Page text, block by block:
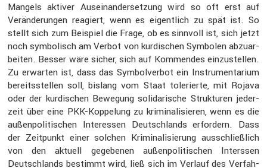
Mangels aktiver Ausein­an­der­set­zung wird so oft erst auf
Verän­de­rungen reagiert, wenn es eigent­lich zu spät ist. So
stellt sich zum Beispiel die Frage, ob es sinnvoll ist, sich jetzt
noch symbo­lisch am Verbot von kurdi­schen Symbolen abzuar­
beiten. Besser wäre sicher, sich auf Kommendes einzu­stellen.
Zu erwarten ist, dass das Symbol­verbot ein Instru­men­ta­rium
bereits­stellen soll, bislang vom Staat tolerierte, mit Rojava
oder der kurdi­schen Bewegung solida­ri­sche Struk­turen jeder­
zeit über eine PKK-Koppe­lung zu krimi­na­li­sieren, wenn es die
außen­po­li­ti­schen Inter­essen Deutsch­lands erfor­dern. Dass
der Zeitpunkt einer solchen Krimi­na­li­sie­rung ausschließ­lich
von den aktuell gegebenen außen­po­li­ti­schen Interssen
Deutsch­lands bestimmt wird, ließ sich im Verlauf des Verfah­